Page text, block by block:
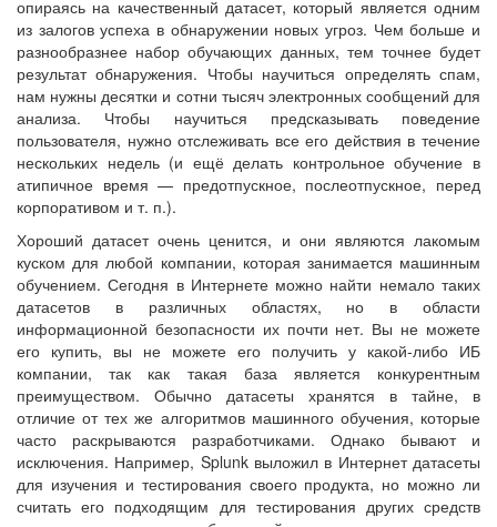
опираясь на качественный датасет, который является одним
из залогов успеха в обнаружении новых угроз. Чем больше и
разнообразнее набор обучающих данных, тем точнее будет
результат обнаружения. Чтобы научиться определять спам,
нам нужны десятки и сотни тысяч электронных сообщений для
анализа. Чтобы научиться предсказывать поведение
пользователя, нужно отслеживать все его действия в течение
нескольких недель (и ещё делать контрольное обучение в
атипичное время — предотпускное, послеотпускное, перед
корпоративом и т. п.).
Хороший датасет очень ценится, и они являются лакомым
куском для любой компании, которая занимается машинным
обучением. Сегодня в Интернете можно найти немало таких
датасетов в различных областях, но в области
информационной безопасности их почти нет. Вы не можете
его купить, вы не можете его получить у какой-либо ИБ
компании, так как такая база является конкурентным
преимуществом. Обычно датасеты хранятся в тайне, в
отличие от тех же алгоритмов машинного обучения, которые
часто раскрываются разработчиками. Однако бывают и
исключения. Например, Splunk выложил в Интернет датасеты
для изучения и тестирования своего продукта, но можно ли
считать его подходящим для тестирования других средств